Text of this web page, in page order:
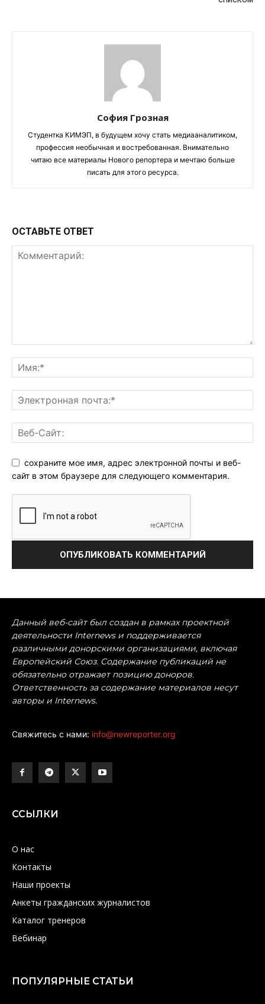
София Грозная
Студентка КИМЭП, в будущем хочу стать медиааналитиком,
профессия необычная и востребованная. Внимательно
читаю все материалы Нового репортера и мечтаю больше
писать для этого ресурса.
ОСТАВЬТЕ ОТВЕТ
сохраните мое имя, адрес электронной почты и веб-
сайт в этом браузере для следующего комментария.
Данный веб-сайт был создан в рамках проектной
деятельности Internews и поддерживается
различными донорскими организациями, включая
Европейский Союз. Содержание публикаций не
обязательно отражает позицию доноров.
Ответственность за содержание материалов несут
авторы и Internews.
Свяжитесь с нами: info@newreporter.org
ССЫЛКИ
О нас
Контакты
Наши проекты
Анкеты гражданских журналистов
Каталог тренеров
Вебинар
ПОПУЛЯРНЫЕ СТАТЬИ